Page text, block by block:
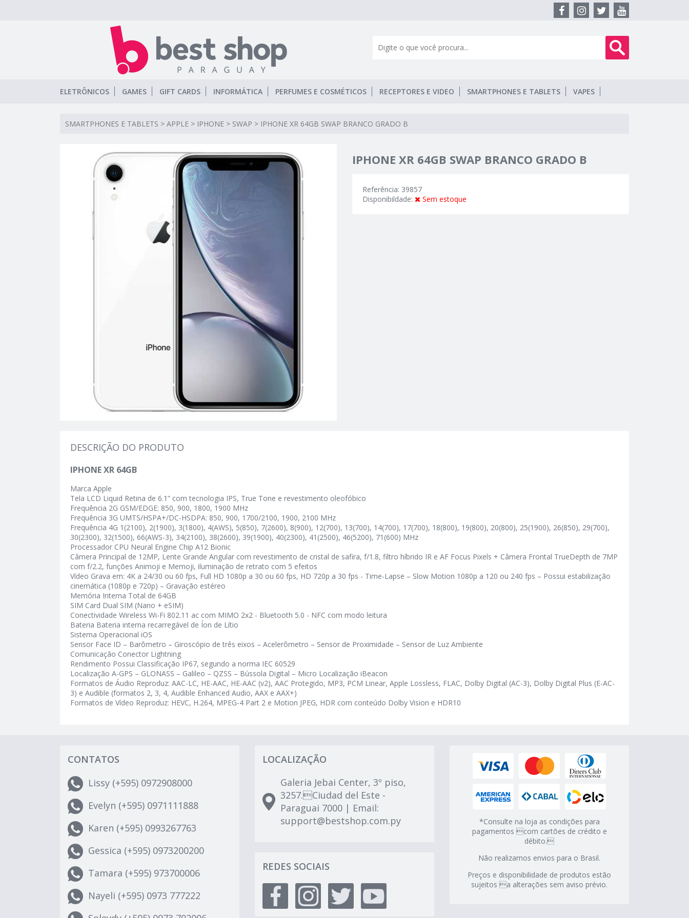
ELETRÔNICOS GAMES GIFT CARDS INFORMÁTICA PERFUMES E COSMÉTICOS RECEPTORES E VIDEO SMARTPHONES E TABLETS VAPES
SMARTPHONES E TABLETS > APPLE > IPHONE > SWAP > IPHONE XR 64GB SWAP BRANCO GRADO B
IPHONE XR 64GB SWAP BRANCO GRADO B
Referência: 39857
Disponibildade:
Sem estoque
DESCRIÇÃO DO PRODUTO
IPHONE XR 64GB
Marca Apple
Tela LCD Liquid Retina de 6.1” com tecnologia IPS, True Tone e revestimento oleofóbico
Frequência 2G GSM/EDGE: 850, 900, 1800, 1900 MHz
Frequência 3G UMTS/HSPA+/DC-HSDPA: 850, 900, 1700/2100, 1900, 2100 MHz
Frequência 4G 1(2100), 2(1900), 3(1800), 4(AWS), 5(850), 7(2600), 8(900), 12(700), 13(700), 14(700), 17(700), 18(800), 19(800), 20(800), 25(1900), 26(850), 29(700),
30(2300), 32(1500), 66(AWS-3), 34(2100), 38(2600), 39(1900), 40(2300), 41(2500), 46(5200), 71(600) MHz
Processador CPU Neural Engine Chip A12 Bionic
Câmera Principal de 12MP, Lente Grande Angular com revestimento de cristal de safira, f/1.8, filtro híbrido IR e AF Focus Pixels + Câmera Frontal TrueDepth de 7MP
com f/2.2, funções Animoji e Memoji, iluminação de retrato com 5 efeitos
Vídeo Grava em: 4K a 24/30 ou 60 fps, Full HD 1080p a 30 ou 60 fps, HD 720p a 30 fps - Time-Lapse – Slow Motion 1080p a 120 ou 240 fps – Possui estabilização
cinemática (1080p e 720p) – Gravação estéreo
Memória Interna Total de 64GB
SIM Card Dual SIM (Nano + eSIM)
Conectividade Wireless Wi-Fi 802.11 ac com MIMO 2x2 - Bluetooth 5.0 - NFC com modo leitura
Bateria Bateria interna recarregável de Íon de Lítio
Sistema Operacional iOS
Sensor Face ID – Barômetro – Giroscópio de três eixos – Acelerômetro – Sensor de Proximidade – Sensor de Luz Ambiente
Comunicação Conector Lightning
Rendimento Possui Classificação IP67, segundo a norma IEC 60529
Localização A-GPS – GLONASS – Galileo – QZSS – Bússola Digital – Micro Localização iBeacon
Formatos de Áudio Reproduz: AAC-LC, HE-AAC, HE-AAC (v2), AAC Protegido, MP3, PCM Linear, Apple Lossless, FLAC, Dolby Digital (AC-3), Dolby Digital Plus (E-AC-
3) e Audible (formatos 2, 3, 4, Audible Enhanced Audio, AAX e AAX+)
Formatos de Vídeo Reproduz: HEVC, H.264, MPEG-4 Part 2 e Motion JPEG, HDR com conteúdo Dolby Vision e HDR10
CONTATOS
Lissy (+595) 0972908000
Evelyn (+595) 0971111888
Karen (+595) 0993267763
Gessica (+595) 0973200200
Tamara (+595) 973700006
Nayeli (+595) 0973 777222
LOCALIZAÇÃO
Galeria Jebai Center, 3º piso,
3257.Ciudad del Este -
Paraguai 7000 | Email:
support@bestshop.com.py
REDES SOCIAIS
*Consulte na loja as condições para
pagamentos com cartões de crédito e
débito.
Não realizamos envios para o Brasil.
Preços e disponibilidade de produtos estão
sujeitos a alterações sem aviso prévio.